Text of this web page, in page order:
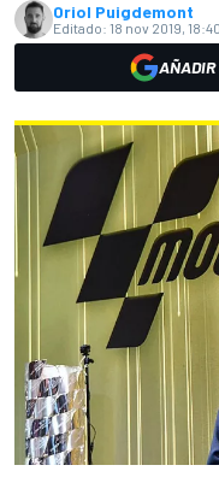
Oriol Puigdemont
Editado: 18 nov 2019, 18:40
AÑADIR